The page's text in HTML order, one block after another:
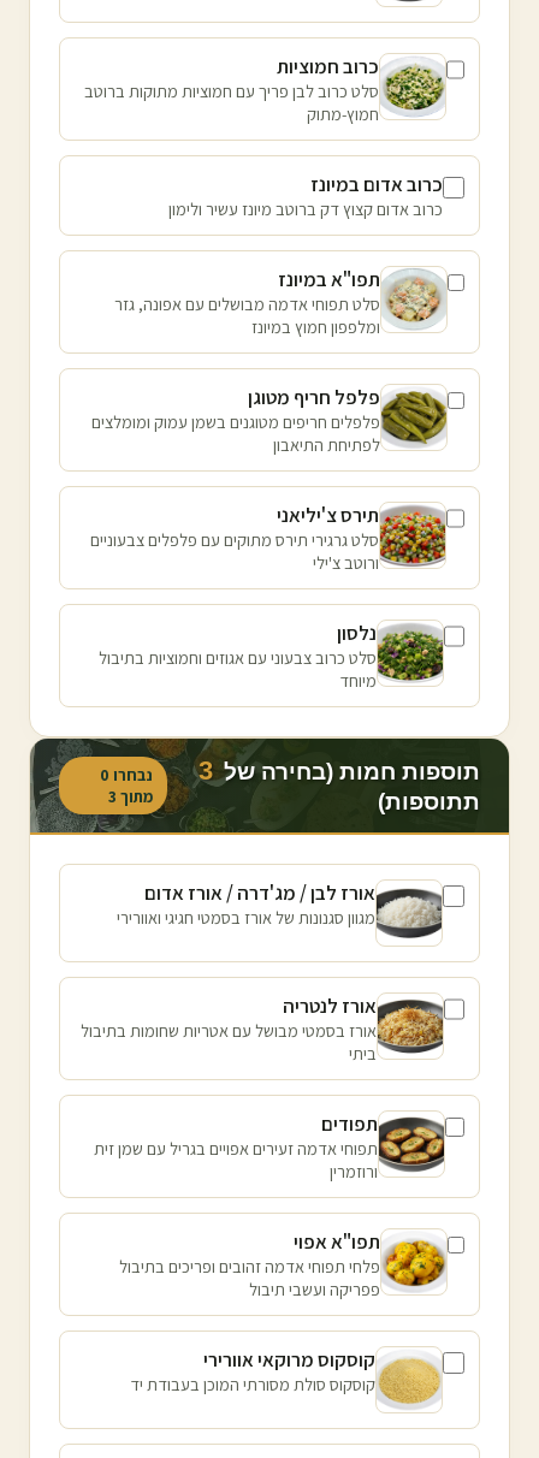
כרוב חמוציות
סלט כרוב לבן פריך עם חמוציות מתוקות ברוטב
חמוץ-מתוק
כרוב אדום במיונז
כרוב אדום קצוץ דק ברוטב מיונז עשיר ולימון
תפו"א במיונז
סלט תפוחי אדמה מבושלים עם אפונה, גזר
ומלפפון חמוץ במיונז
פלפל חריף מטוגן
פלפלים חריפים מטוגנים בשמן עמוק ומומלצים
לפתיחת התיאבון
תירס צ'יליאני
סלט גרגירי תירס מתוקים עם פלפלים צבעוניים
ורוטב צ'ילי
נלסון
סלט כרוב צבעוני עם אגוזים וחמוציות בתיבול
מיוחד
תוספות חמות (בחירה של 3
תתוספות)
נבחרו 0
מתוך 3
אורז לבן / מג'דרה / אורז אדום
מגוון סגנונות של אורז בסמטי חגיגי ואוורירי
אורז לנטריה
אורז בסמטי מבושל עם אטריות שחומות בתיבול
ביתי
תפודים
תפוחי אדמה זעירים אפויים בגריל עם שמן זית
ורוזמרין
תפו"א אפוי
פלחי תפוחי אדמה זהובים ופריכים בתיבול
פפריקה ועשבי תיבול
קוסקוס מרוקאי אוורירי
קוסקוס סולת מסורתי המוכן בעבודת יד